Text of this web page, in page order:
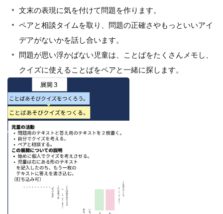
文末の表現に気を付けて問題を作ります。
ペアと相談タイムを取り、問題の正確さやもっといいアイ
デアがないかを話し合います。
問題が思い浮かばない児童は、ことばをたくさんメモし、
クイズに使えることばをペアと一緒に探します。